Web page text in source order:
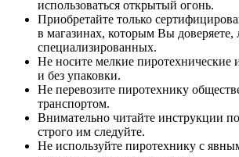
использоваться открытый огонь.
Приобретайте только
в магазинах, которым Вы доверяете,
специализированных.
Не носите мелкие пиротехнические
и без упаковки.
Не перевозите пиротехнику
транспортом.
Внимательно читайте инструкции
строго им следуйте.
Не используйте пиротехнику с